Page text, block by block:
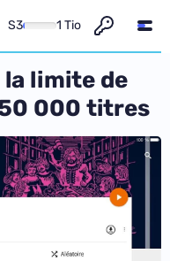
S3 1 Tio
la limite de
000 titres